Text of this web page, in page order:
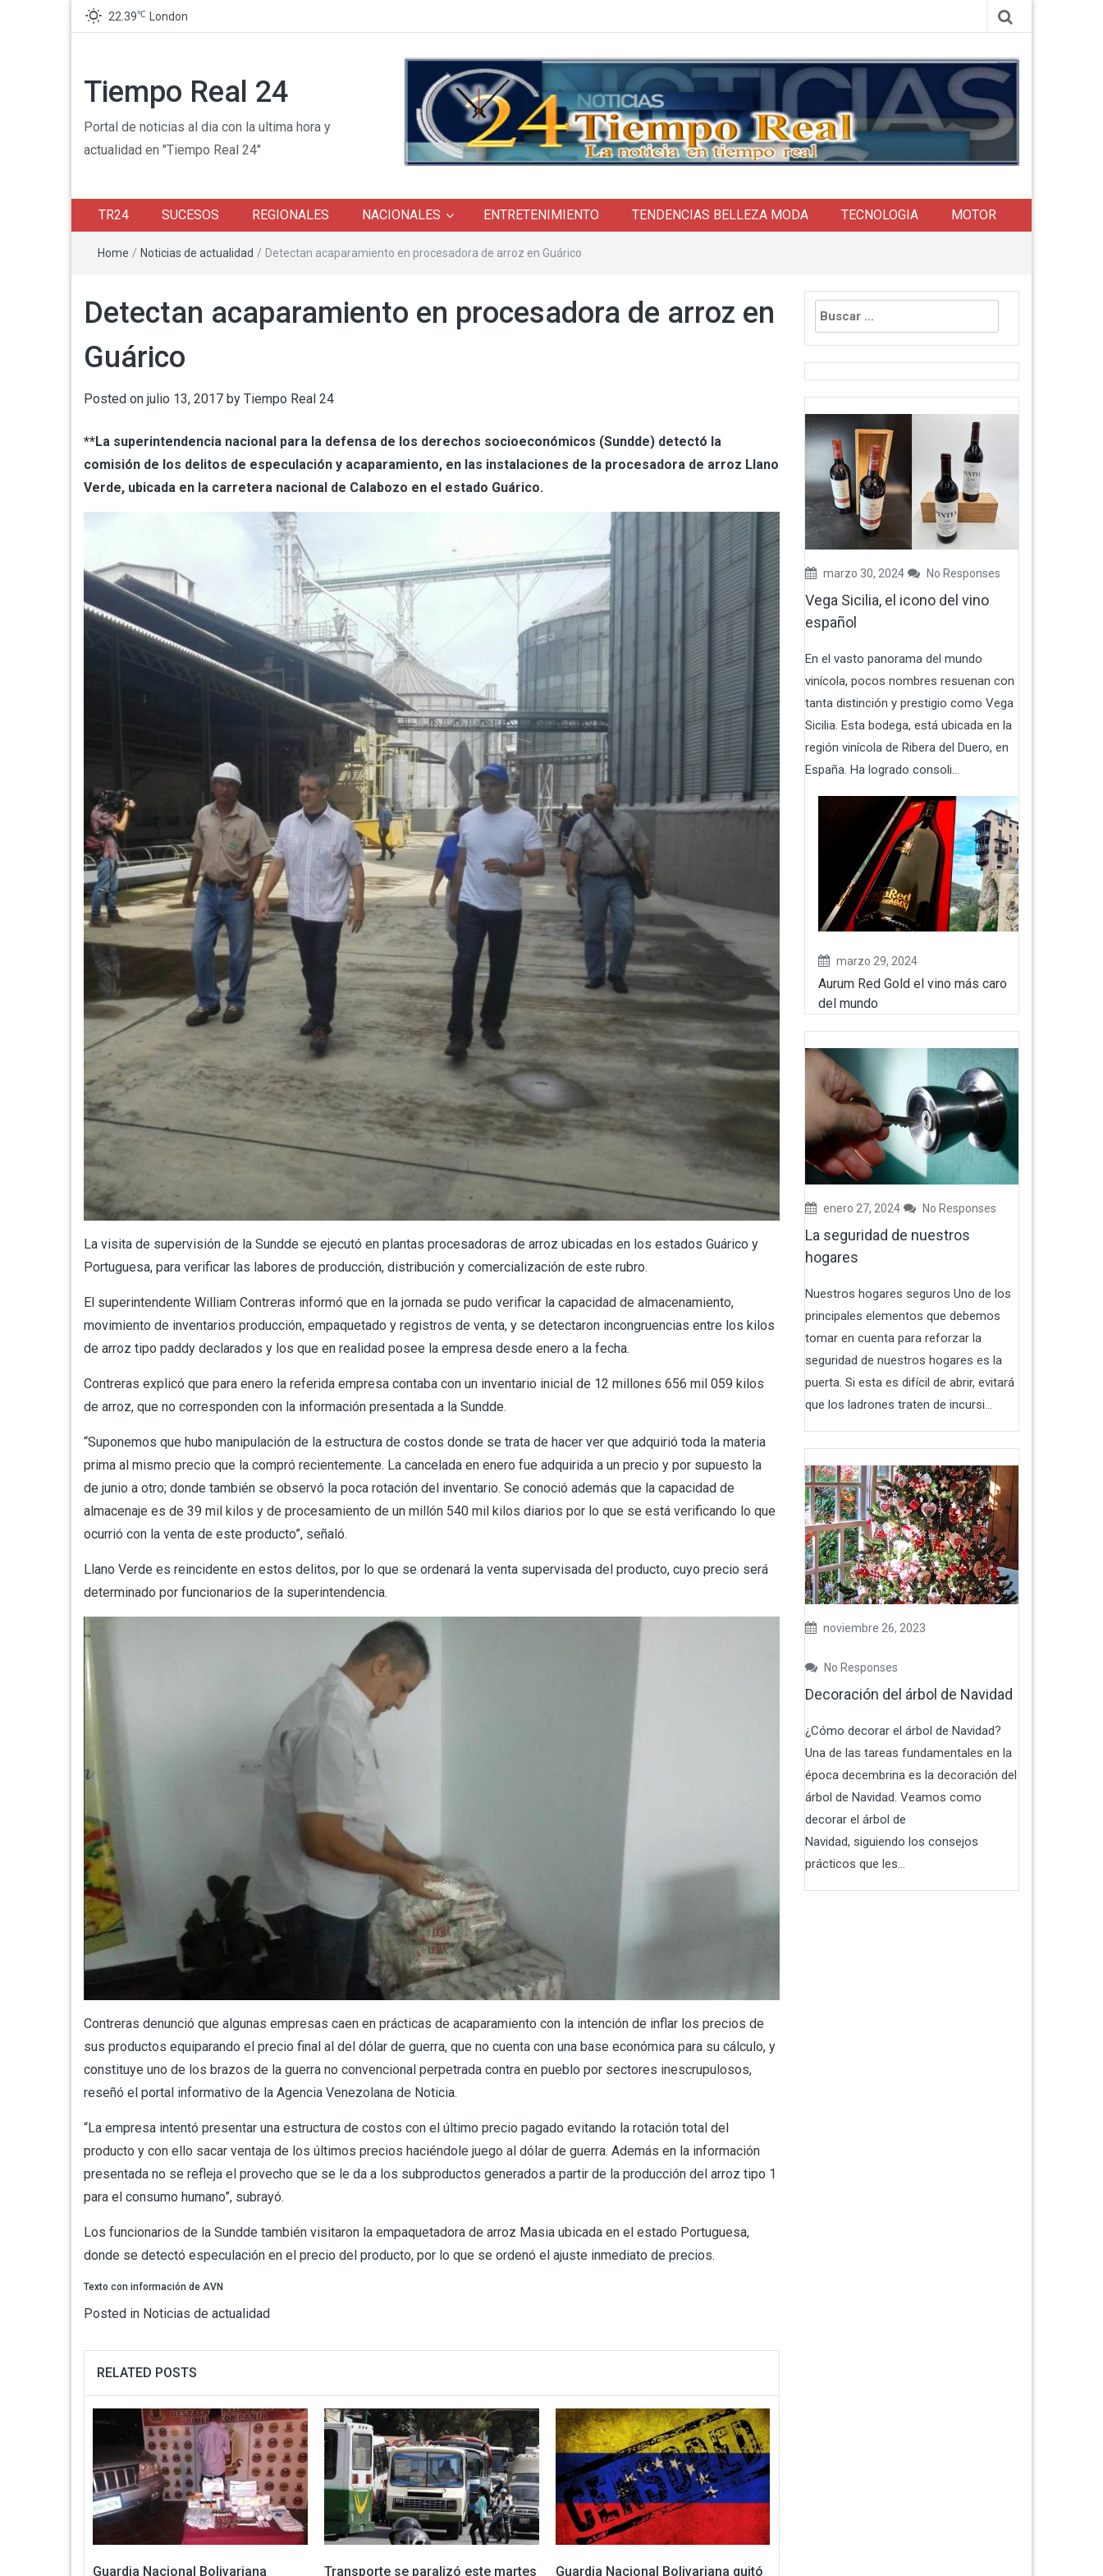
22.39℃ London
Tiempo Real 24
Portal de noticias al dia con la ultima hora y
actualidad en "Tiempo Real 24"
TR24 SUCESOS REGIONALES NACIONALES ENTRETENIMIENTO TENDENCIAS BELLEZA MODA TECNOLOGIA MOTOR
Home / Noticias de actualidad / Detectan acaparamiento en procesadora de arroz en Guárico
Detectan acaparamiento en procesadora de arroz en
Guárico
Posted on julio 13, 2017 by Tiempo Real 24
**La superintendencia nacional para la defensa de los derechos socioeconómicos (Sundde) detectó la
comisión de los delitos de especulación y acaparamiento, en las instalaciones de la procesadora de arroz Llano
Verde, ubicada en la carretera nacional de Calabozo en el estado Guárico.
La visita de supervisión de la Sundde se ejecutó en plantas procesadoras de arroz ubicadas en los estados Guárico y
Portuguesa, para verificar las labores de producción, distribución y comercialización de este rubro.
El superintendente William Contreras informó que en la jornada se pudo verificar la capacidad de almacenamiento,
movimiento de inventarios producción, empaquetado y registros de venta, y se detectaron incongruencias entre los kilos
de arroz tipo paddy declarados y los que en realidad posee la empresa desde enero a la fecha.
Contreras explicó que para enero la referida empresa contaba con un inventario inicial de 12 millones 656 mil 059 kilos
de arroz, que no corresponden con la información presentada a la Sundde.
“Suponemos que hubo manipulación de la estructura de costos donde se trata de hacer ver que adquirió toda la materia
prima al mismo precio que la compró recientemente. La cancelada en enero fue adquirida a un precio y por supuesto la
de junio a otro; donde también se observó la poca rotación del inventario. Se conoció además que la capacidad de
almacenaje es de 39 mil kilos y de procesamiento de un millón 540 mil kilos diarios por lo que se está verificando lo que
ocurrió con la venta de este producto”, señaló.
Llano Verde es reincidente en estos delitos, por lo que se ordenará la venta supervisada del producto, cuyo precio será
determinado por funcionarios de la superintendencia.
Contreras denunció que algunas empresas caen en prácticas de acaparamiento con la intención de inflar los precios de
sus productos equiparando el precio final al del dólar de guerra, que no cuenta con una base económica para su cálculo, y
constituye uno de los brazos de la guerra no convencional perpetrada contra en pueblo por sectores inescrupulosos,
reseñó el portal informativo de la Agencia Venezolana de Noticia.
“La empresa intentó presentar una estructura de costos con el último precio pagado evitando la rotación total del
producto y con ello sacar ventaja de los últimos precios haciéndole juego al dólar de guerra. Además en la información
presentada no se refleja el provecho que se le da a los subproductos generados a partir de la producción del arroz tipo 1
para el consumo humano”, subrayó.
Los funcionarios de la Sundde también visitaron la empaquetadora de arroz Masia ubicada en el estado Portuguesa,
donde se detectó especulación en el precio del producto, por lo que se ordenó el ajuste inmediato de precios.
Texto con información de AVN
Posted in Noticias de actualidad
RELATED POSTS
Guardia Nacional Bolivariana Transporte se paralizó este martes Guardia Nacional Bolivariana quitó
Buscar:
marzo 30, 2024 No Responses
Vega Sicilia, el icono del vino
español
En el vasto panorama del mundo
vinícola, pocos nombres resuenan con
tanta distinción y prestigio como Vega
Sicilia. Esta bodega, está ubicada en la
región vinícola de Ribera del Duero, en
España. Ha logrado consoli...
marzo 29, 2024
Aurum Red Gold el vino más caro
del mundo
enero 27, 2024 No Responses
La seguridad de nuestros
hogares
Nuestros hogares seguros Uno de los
principales elementos que debemos
tomar en cuenta para reforzar la
seguridad de nuestros hogares es la
puerta. Si esta es difícil de abrir, evitará
que los ladrones traten de incursi...
noviembre 26, 2023
No Responses
Decoración del árbol de Navidad
¿Cómo decorar el árbol de Navidad?
Una de las tareas fundamentales en la
época decembrina es la decoración del
árbol de Navidad. Veamos como
decorar el árbol de
Navidad, siguiendo los consejos
prácticos que les...